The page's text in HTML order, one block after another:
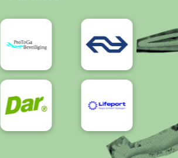
Bereikbaarheid/Toegankelijkheid